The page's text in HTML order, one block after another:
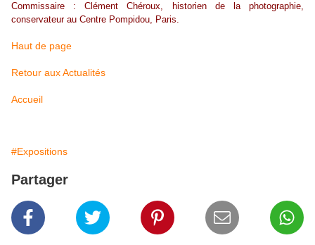
Commissaire : Clément Chéroux, historien de la photographie,
conservateur au Centre Pompidou, Paris.
Haut de page
Retour aux Actualités
Accueil
#Expositions
Partager